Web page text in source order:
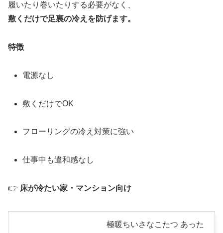
履いたり巻いたりする必要がなく、
敷くだけで足裏の冷えを防げます。
特徴
電源なし
敷くだけでOK
フローリングの冷え対策に強い
仕事中も違和感なし
👉 床が冷たい家・マンション向け
極暖ちいさなこたつ あった